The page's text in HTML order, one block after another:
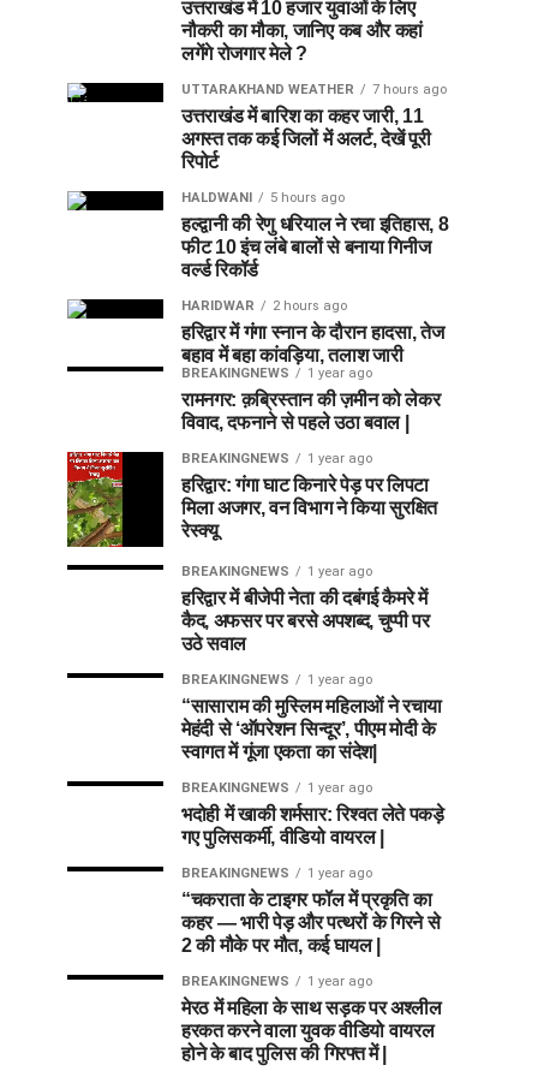
उत्तराखंड में 10 हजार युवाओं के लिए
नौकरी का मौका, जानिए कब और कहां
लगेंगे रोजगार मेले ?
UTTARAKHAND WEATHER 7 hours ago
उत्तराखंड में बारिश का कहर जारी, 11
अगस्त तक कई जिलों में अलर्ट, देखें पूरी
रिपोर्ट
HALDWANI 5 hours ago
हल्द्वानी की रेणु धरियाल ने रचा इतिहास, 8
फीट 10 इंच लंबे बालों से बनाया गिनीज
वर्ल्ड रिकॉर्ड
HARIDWAR 2 hours ago
हरिद्वार में गंगा स्नान के दौरान हादसा, तेज
बहाव में बहा कांवड़िया, तलाश जारी
BREAKINGNEWS 1 year ago
रामनगर: क़ब्रिस्तान की ज़मीन को लेकर
विवाद, दफनाने से पहले उठा बवाल |
BREAKINGNEWS 1 year ago
हरिद्वार: गंगा घाट किनारे पेड़ पर लिपटा
मिला अजगर, वन विभाग ने किया सुरक्षित
रेस्क्यू
BREAKINGNEWS 1 year ago
हरिद्वार में बीजेपी नेता की दबंगई कैमरे में
कैद, अफसर पर बरसे अपशब्द, चुप्पी पर
उठे सवाल
BREAKINGNEWS 1 year ago
“सासाराम की मुस्लिम महिलाओं ने रचाया
मेहंदी से ‘ऑपरेशन सिन्दूर’, पीएम मोदी के
स्वागत में गूंजा एकता का संदेश|
BREAKINGNEWS 1 year ago
भदोही में खाकी शर्मसार: रिश्वत लेते पकड़े
गए पुलिसकर्मी, वीडियो वायरल |
BREAKINGNEWS 1 year ago
“चकराता के टाइगर फॉल में प्रकृति का
कहर — भारी पेड़ और पत्थरों के गिरने से
2 की मौके पर मौत, कई घायल |
BREAKINGNEWS 1 year ago
मेरठ में महिला के साथ सड़क पर अश्लील
हरकत करने वाला युवक वीडियो वायरल
होने के बाद पुलिस की गिरफ्त में |